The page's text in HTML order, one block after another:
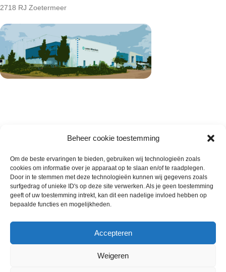
Beheer cookie toestemming
Om de beste ervaringen te bieden, gebruiken wij technologieën zoals
cookies om informatie over je apparaat op te slaan en/of te raadplegen.
Door in te stemmen met deze technologieën kunnen wij gegevens zoals
surfgedrag of unieke ID's op deze site verwerken. Als je geen toestemming
geeft of uw toestemming intrekt, kan dit een nadelige invloed hebben op
bepaalde functies en mogelijkheden.
Accepteren
Weigeren
2718 RJ Zoetermeer
Wie zijn wij
Contact met onze inkoop
Klantenservice
Annuleer & Retourbeleid
Horeca-Groothandel